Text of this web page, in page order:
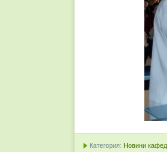
Категория: Новини